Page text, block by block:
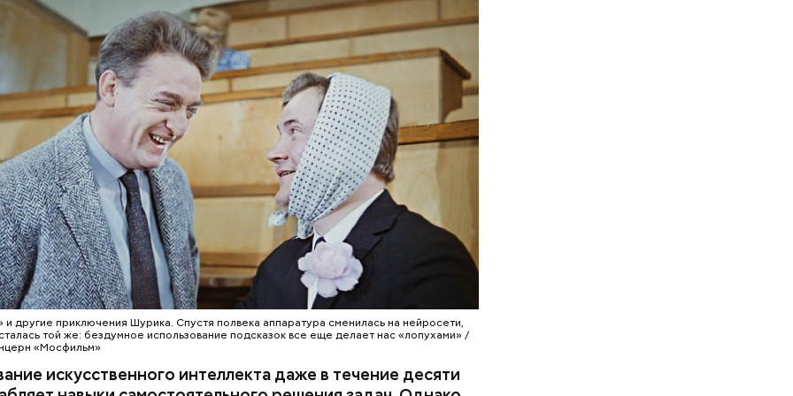
другие приключения Шурика. Спустя полвека аппаратура сменилась на нейросети,
той же: бездумное использование подсказок все еще делает нас «лопухами» /
«Мосфильм»
искусственного интеллекта даже в течение десяти
в духовку, разогретую до 180–190 градусов.
кабачка нужно запекать 25–30 минут.
содержаться огромное количество нитратов, которое
гипоксию и ухудшение физического
— предостерегла Соломатина.